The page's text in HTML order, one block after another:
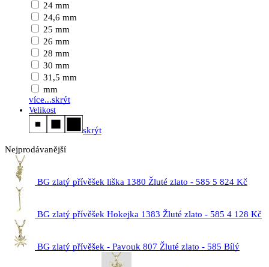
24 mm
24,6 mm
25 mm
26 mm
28 mm
30 mm
31,5 mm
mm
více...skrýt
Velikost
skrýt
Nejprodávanější
BG zlatý přívěšek liška 1380 Žluté zlato - 585 5 824 Kč
BG zlatý přívěšek Hokejka 1383 Žluté zlato - 585 4 128 Kč
BG zlatý přívěšek - Pavouk 807 Žluté zlato - 585 Bílý